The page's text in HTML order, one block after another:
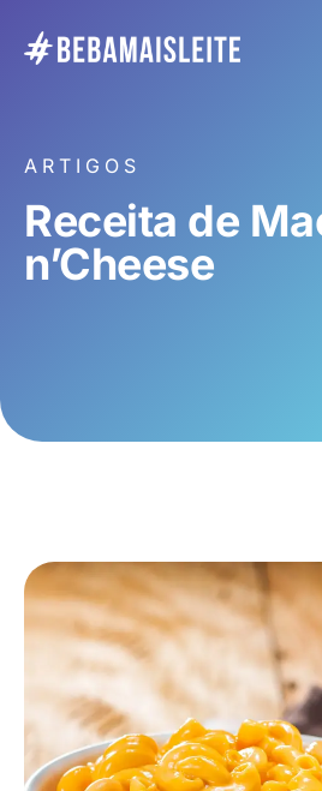
ARTIGOS
Receita de
n’Cheese